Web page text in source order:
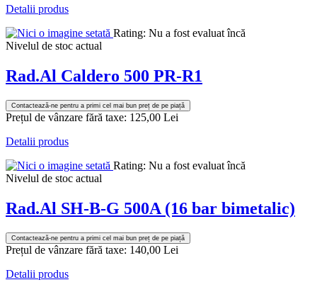
Detalii produs
Rating: Nu a fost evaluat încă
Nivelul de stoc actual
Rad.Al Caldero 500 PR-R1
Contactează-ne pentru a primi cel mai bun preț de pe piață
Prețul de vânzare fără taxe: 125,00 Lei
Detalii produs
Rating: Nu a fost evaluat încă
Nivelul de stoc actual
Rad.Al SH-B-G 500A (16 bar bimetalic)
Contactează-ne pentru a primi cel mai bun preț de pe piață
Prețul de vânzare fără taxe: 140,00 Lei
Detalii produs